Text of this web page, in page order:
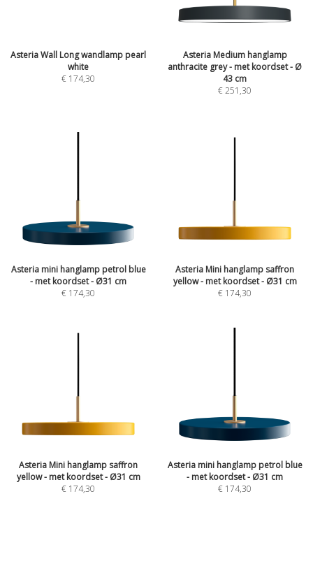
Asteria Wall Long wandlamp pearl
white
€ 174,30
Asteria Medium hanglamp
anthracite grey - met koordset - Ø
43 cm
€251,30
Asteria mini hanglamp petrol blue
- met koordset - Ø31 cm
€ 174,30
Asteria Mini hanglamp saffron
yellow - met koordset - Ø31 cm
€ 174,30
Asteria Mini hanglamp saffron
yellow - met koordset - Ø31 cm
€ 174,30
Asteria mini hanglamp petrol blue
- met koordset - Ø31 cm
€ 174,30